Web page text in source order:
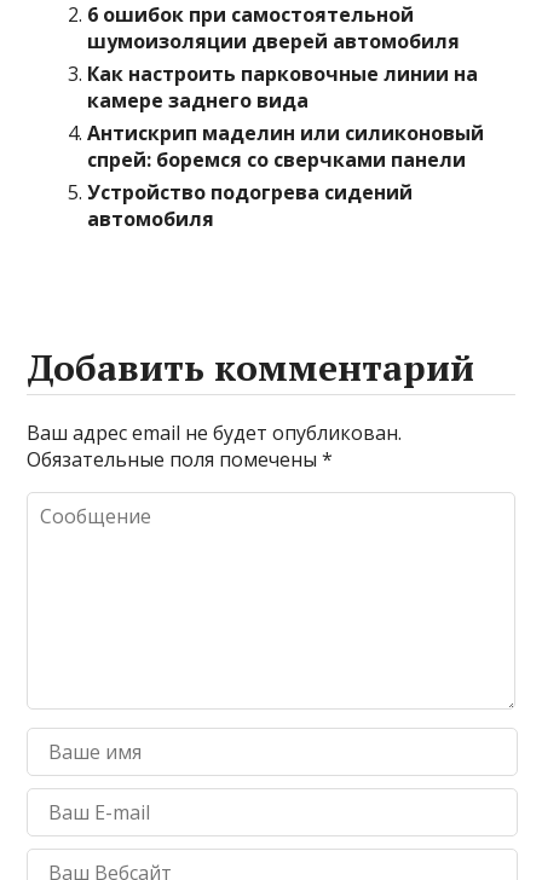
6 ошибок при самостоятельной
шумоизоляции дверей автомобиля
Как настроить парковочные линии на
камере заднего вида
Антискрип маделин или силиконовый
спрей: боремся со сверчками панели
Устройство подогрева сидений
автомобиля
Добавить комментарий
Ваш адрес email не будет опубликован.
Обязательные поля помечены*